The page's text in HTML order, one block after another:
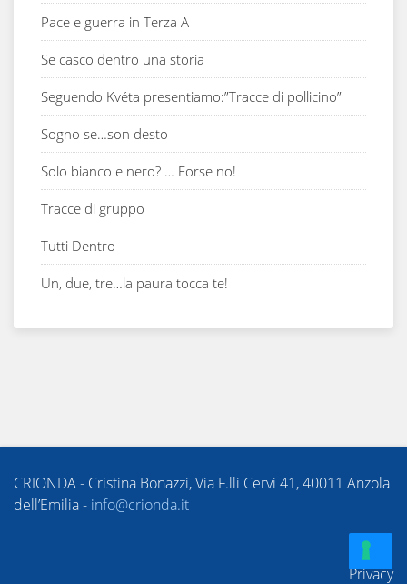
Pace e guerra in Terza A
Se casco dentro una storia
Seguendo Kvéta presentiamo:”Tracce di pollicino”
Sogno se…son desto
Solo bianco e nero? … Forse no!
Tracce di gruppo
Tutti Dentro
Un, due, tre…la paura tocca te!
CRIONDA - Cristina Bonazzi, Via F.lli Cervi 41, 40011 Anzola
dell’Emilia - info@crionda.it
Privacy